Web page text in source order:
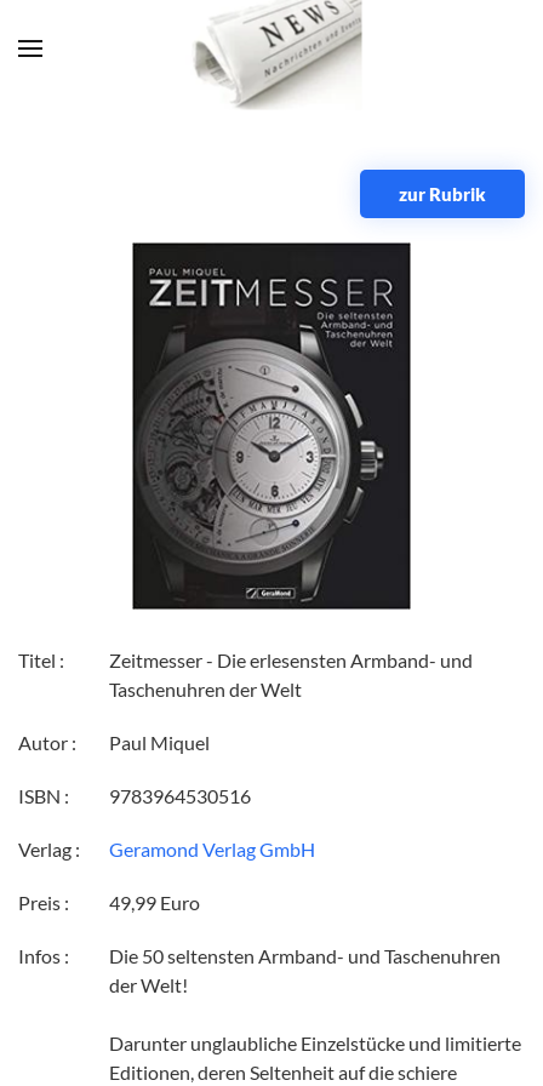
Zum Hauptinhalt springen
zur Rubrik
Titel :
Zeitmesser - Die erlesensten Armband- und
Taschenuhren der Welt
Autor : Paul Miquel
ISBN : 9783964530516
Verlag : Geramond Verlag GmbH
Preis : 49,99 Euro
Infos :
Die 50 seltensten Armband- und Taschenuhren
der Welt!
Darunter unglaubliche Einzelstücke und limitierte
Editionen, deren Seltenheit auf die schiere